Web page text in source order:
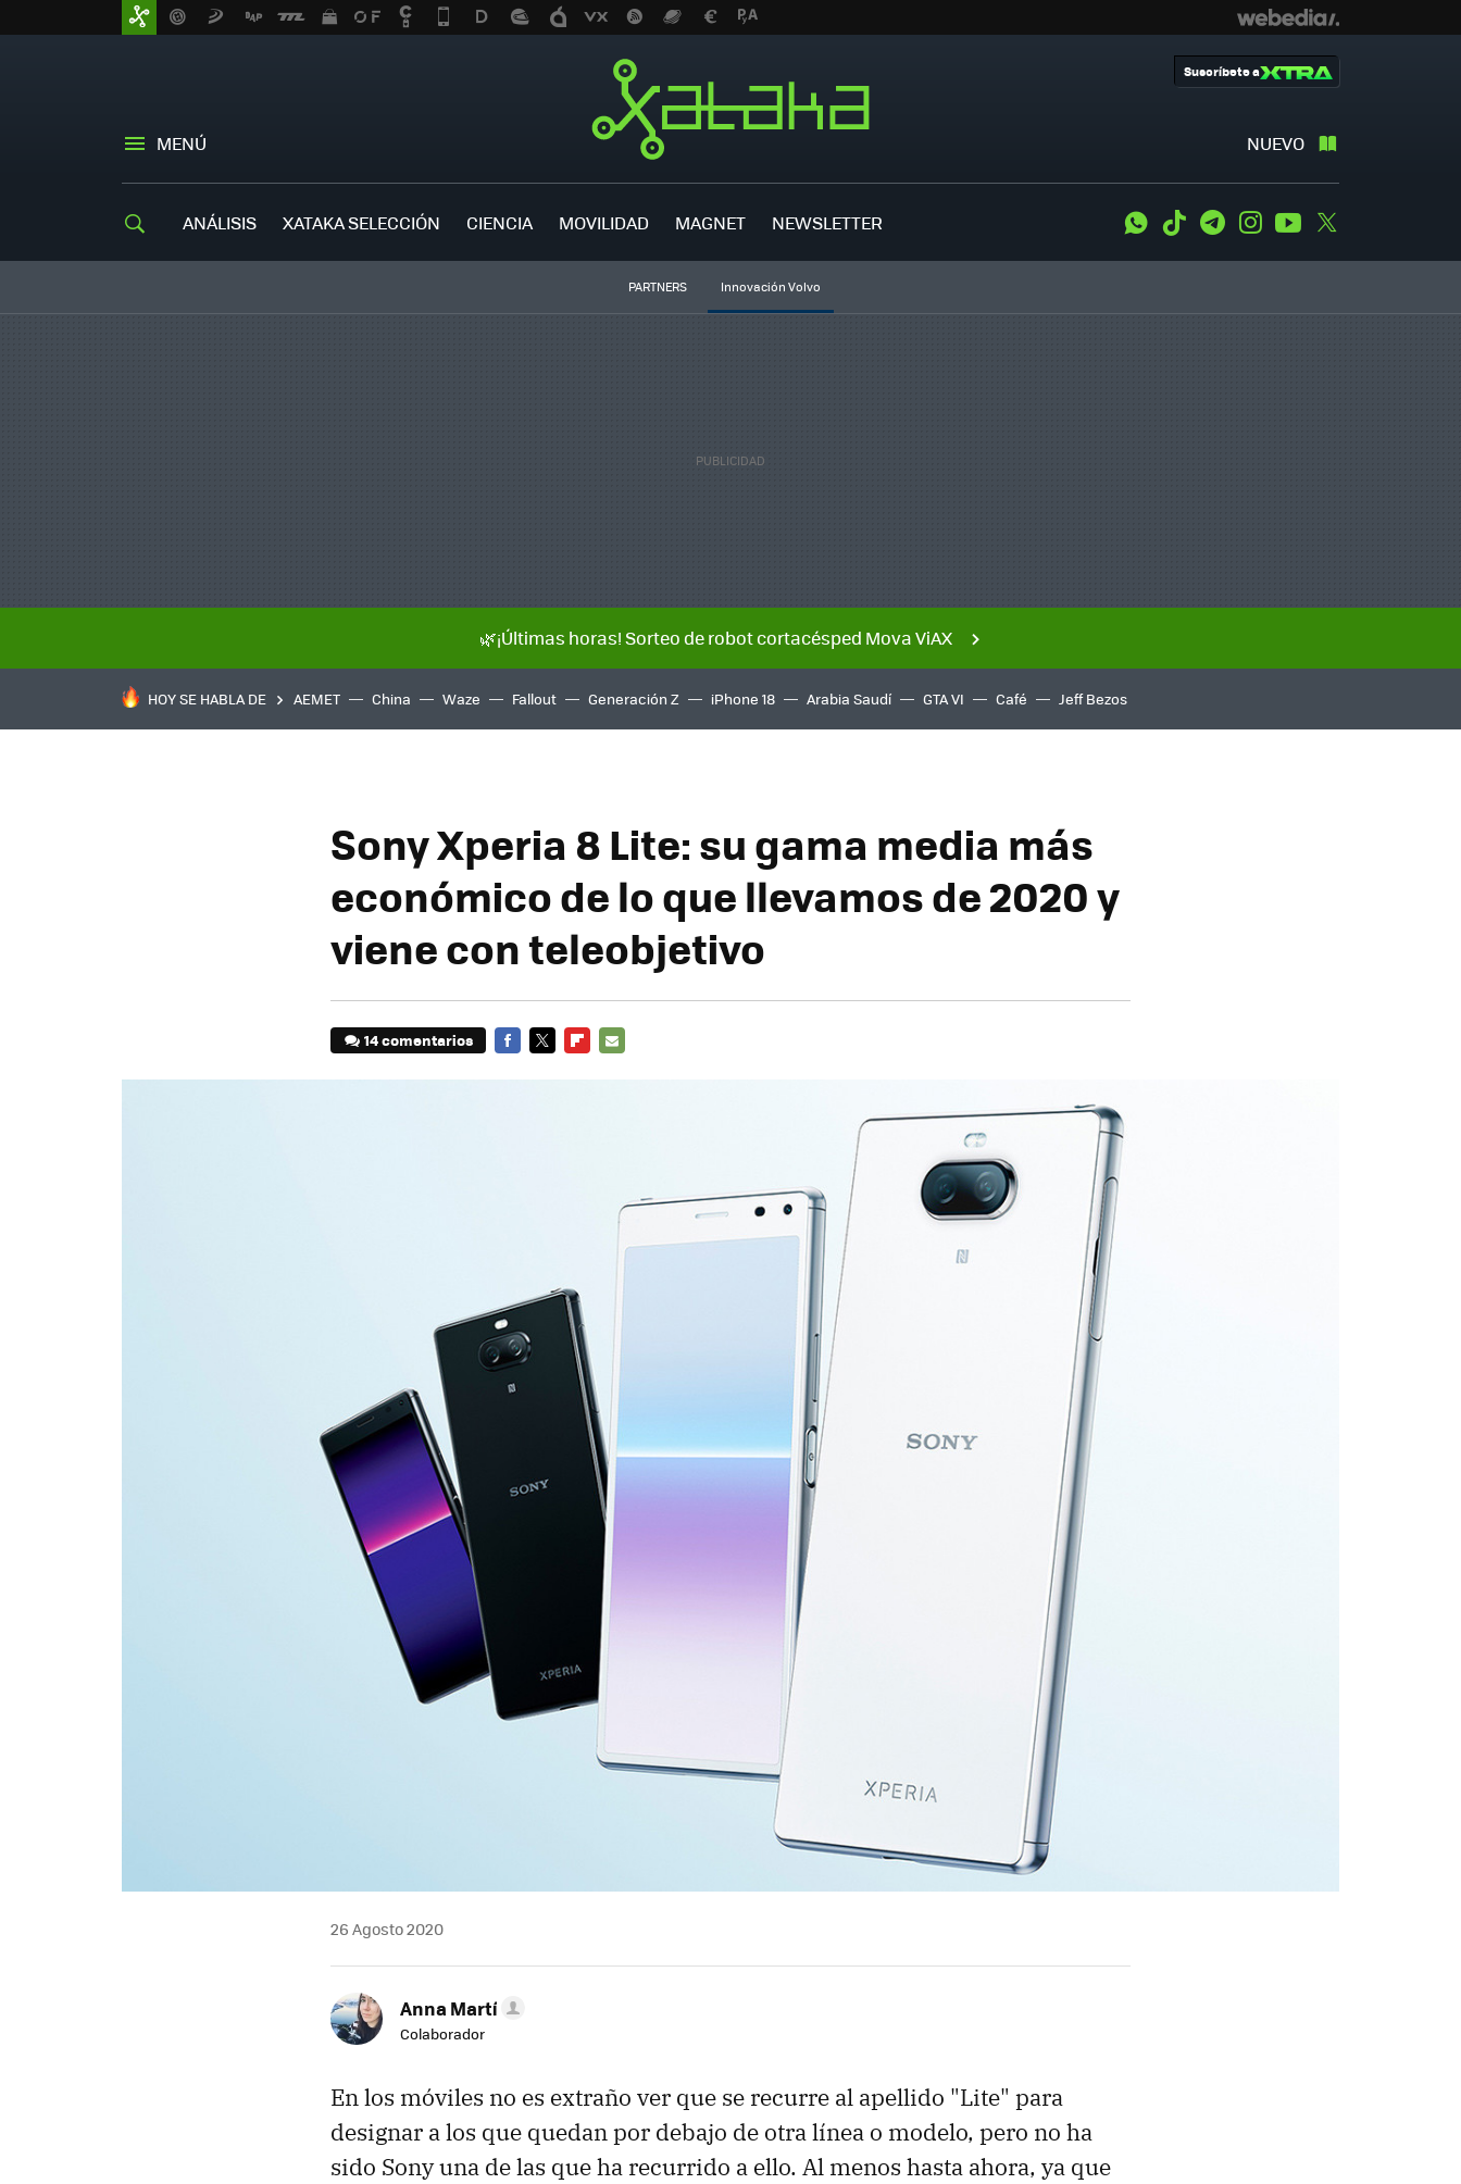
MENÚ NUEVO
Suscríbete a
ANÁLISIS XATAKA SELECCIÓN CIENCIA MOVILIDAD MAGNET NEWSLETTER WhatsApp
Tiktok TelegramInstagramYoutube
PARTNERS Innovación Volvo
🌿¡Últimas horas! Sorteo de robot cortacésped Mova ViAX
HOY SE HABLA DE AEMET China Waze Fallout Generación Z iPhone 18 Arabia Saudí GTA VI Café Jeff Bezos
Sony Xperia 8 Lite: su gama media más
económico de lo que llevamos de 2020 y
viene con teleobjetivo
14 comentarios
26 Agosto 2020
Anna Martí
Colaborador
En los móviles no es extraño ver que se recurre al apellido "Lite" para
designar a los que quedan por debajo de otra línea o modelo, pero no ha
sido Sony una de las que ha recurrido a ello. Al menos hasta ahora, ya que